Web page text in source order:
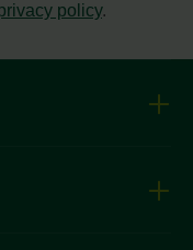
policy.